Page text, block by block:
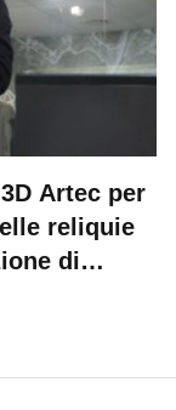
Artec per
reliquie
di